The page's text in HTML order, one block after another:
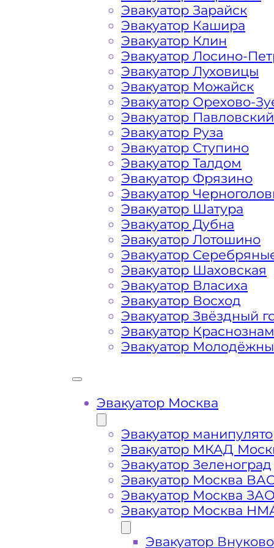
Расчет стоимости эвакуатора за
каждом конкретном случае
готова порадовать доступными
автомобилистов и гостей Столицы.
На стоимость эвакуации
Габариты, вес и тип
Заказанный эвакуатор
платформой
Маршрут от места вызова
города Левобережного
Затрудняющие факторы –
передач (АКПП)
Буксировка автомобиля из
Эвакуатор Зарайск
Эвакуатор Кашира
Эвакуатор Клин
Эвакуатор Лосино-
Эвакуатор Луховицы
Эвакуатор Можайск
Эвакуатор Орехово-
Эвакуатор
Эвакуатор Руза
Эвакуатор Ступино
Эвакуатор Талдом
Эвакуатор Фрязино
Эвакуатор
Эвакуатор Шатура
Эвакуатор Дубна
Эвакуатор Лотошино
Эвакуатор
Эвакуатор Шаховская
Эвакуатор Власиха
Эвакуатор Восход
Эвакуатор Звёздный
Эвакуатор
Эвакуатор
Эвакуатор Москва
Эвакуатор
Эвакуатор МКАД
Эвакуатор Зеленоград
Эвакуатор Москва
Эвакуатор Москва
Эвакуатор Москва
Эвакуатор Внуково